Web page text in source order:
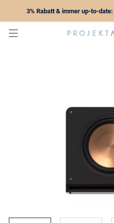
3% Rabatt & immer up-to-date: